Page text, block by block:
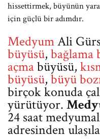
hissettirmek, büyünün
için güçlü bir adımdır.
MedyumAli
büyüsü, bağlama
açmabüyüsü,
büyüsü, büyü
birçok konuda
yürütüyor.
24 saat
adresinden